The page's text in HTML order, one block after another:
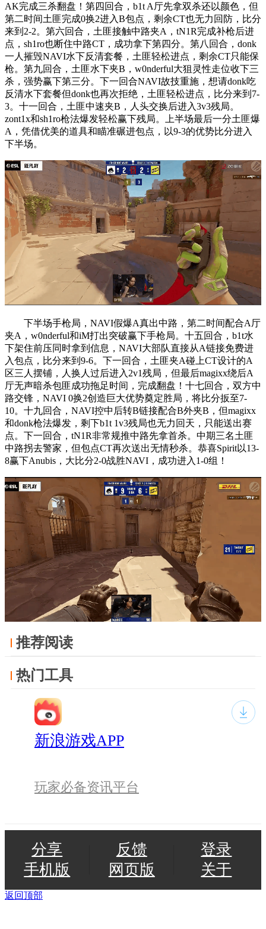
AK完成三杀翻盘！第四回合，b1t A厅先拿双杀还以颜色，但
第二时间土匪完成0换2进入B包点，剩余CT也无力回防，比分
来到2-2。第六回合，土匪接触中路夹A，tN1R完成补枪后进
点，sh1ro也断住中路CT，成功拿下第四分。第八回合，donk
一人摧毁NAVI水下反清套餐，土匪轻松进点，剩余CT只能保
枪。第九回合，土匪水下夹B，w0nderful大狙灵性走位收下三
杀，强势赢下第三分。下一回合NAVI故技重施，想请donk吃
反清水下套餐但donk也再次拒绝，土匪轻松进点，比分来到7-
3。十一回合，土匪中速夹B，人头交换后进入3v3残局。
zont1x和sh1ro枪法爆发轻松赢下残局。上半场最后一分土匪爆
A，凭借优美的道具和瞄准碾进包点，以9-3的优势比分进入
下半场。
下半场手枪局，NAVI假爆A真出中路，第二时间配合A厅
夹A，w0nderful和iM打出突破赢下手枪局。十五回合，b1t水
下架住前压同时拿到信息，NAVI大部队直接从A链接免费进
入包点，比分来到9-6。下一回合，土匪夹A碰上CT设计的A
区三人摆铺，人换人过后进入2v1残局，但最后magixx绕后A
厅无声暗杀包匪成功拖足时间，完成翻盘！十七回合，双方中
路交锋，NAVI 0换2创造巨大优势奠定胜局，将比分扳至7-
10。十九回合，NAVI控中后转B链接配合B外夹B，但magixx
和donk枪法爆发，剩下b1t 1v3残局也无力回天，只能送出赛
点。下一回合，tN1R非常规推中路先拿首杀。中期三名土匪
中路拐去警家，但包点CT再次送出无情秒杀。恭喜Spirit以13-
8赢下Anubis，大比分2-0战胜NAVI，成功进入1-0组！
推荐阅读
热门工具
新浪游戏APP
玩家必备资讯平台
分享
手机版
反馈
网页版
登录
关于
返回顶部